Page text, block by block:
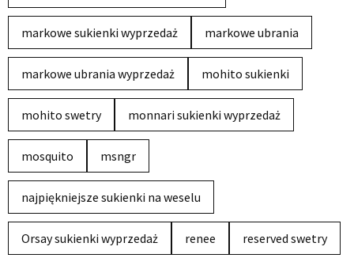
markowe sukienki wyprzedaż markowe ubrania
markowe ubrania wyprzedaż mohito sukienki
mohito swetry monnari sukienki wyprzedaż
mosquito msngr
najpiękniejsze sukienki na weselu
Orsay sukienki wyprzedaż renee reserved swetry